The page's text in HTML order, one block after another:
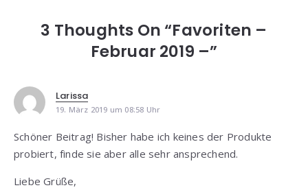
3 Thoughts On “Favoriten –
Februar 2019 –”
Larissa
19. März 2019 um 08:58 Uhr
Schöner Beitrag! Bisher habe ich keines der Produkte
probiert, finde sie aber alle sehr ansprechend.
Liebe Grüße,